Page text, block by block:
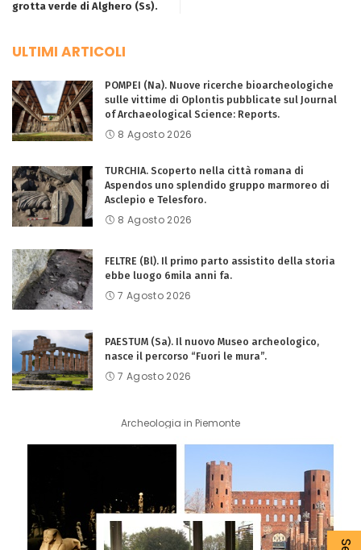
grotta verde di Alghero (Ss).
ULTIMI ARTICOLI
POMPEI (Na). Nuove ricerche bioarcheologiche
sulle vittime di Oplontis pubblicate sul Journal
of Archaeological Science: Reports.
8 Agosto 2026
TURCHIA. Scoperto nella città romana di
Aspendos uno splendido gruppo marmoreo di
Asclepio e Telesforo.
8 Agosto 2026
FELTRE (Bl). Il primo parto assistito della storia
ebbe luogo 6mila anni fa.
7 Agosto 2026
PAESTUM (Sa). Il nuovo Museo archeologico,
nasce il percorso “Fuori le mura”.
7 Agosto 2026
Archeologia in Piemonte